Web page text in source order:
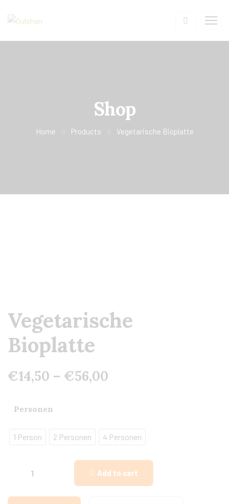
Shop
Home Products Vegetarische Bioplatte
Vegetarische
Bioplatte
€14,50 – €56,00
Personen
1 Person 2 Personen 4 Personen
Add to cart